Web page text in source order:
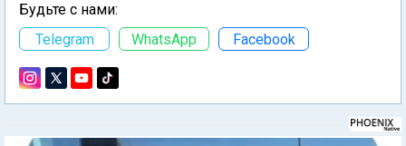
Будьте с нами:
Telegram
WhatsApp Facebook